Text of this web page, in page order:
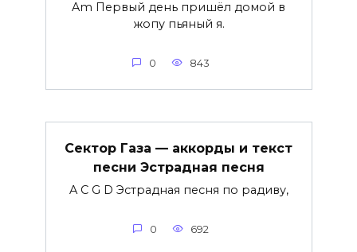
Am Первый день пришёл домой в
жопу пьяный я.
0 843
Сектор Газа — аккорды и текст
песни Эстрадная песня
A C G D Эстрадная песня по радиву,
0 692